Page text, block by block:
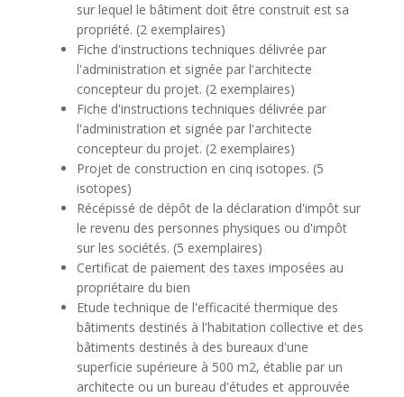
sur lequel le bâtiment doit être construit est sa
propriété. (2 exemplaires)
Fiche d'instructions techniques délivrée par
l'administration et signée par l'architecte
concepteur du projet. (2 exemplaires)
Fiche d'instructions techniques délivrée par
l'administration et signée par l'architecte
concepteur du projet. (2 exemplaires)
Projet de construction en cinq isotopes. (5
isotopes)
Récépissé de dépôt de la déclaration d'impôt sur
le revenu des personnes physiques ou d'impôt
sur les sociétés. (5 exemplaires)
Certificat de paiement des taxes imposées au
propriétaire du bien
Etude technique de l'efficacité thermique des
bâtiments destinés à l'habitation collective et des
bâtiments destinés à des bureaux d'une
superficie supérieure à 500 m2, établie par un
architecte ou un bureau d'études et approuvée